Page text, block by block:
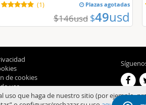
(1) Plazas agotadas
$146usd $49usd
de cookies
uso
uso que haga de nuestro sitio (por ejemplo,